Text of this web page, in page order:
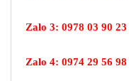
Zalo 3: 0978 03 90 23
Zalo 4: 0974 29 56 98